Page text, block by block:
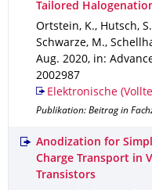
Tailored
Ortstein, K., Hutsch,
Schwarze, M.,
Aug. 2020, in:
2002987
Elektronische
Publikation: Beitrag in
Anodization for
Charge Transport in
Transistors